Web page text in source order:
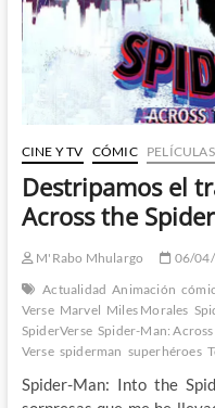
y
Martín
Cóccolo
Thor
Corps
CINE Y TV CÓMIC PELÍCULAS
Destripamos el
Across the
M'Rabo Mhulargo 06/
Actualidad Animación cómic
Verse Marvel Miles Morales
SpiderVerse Spider-Man:
Verse spiderman superhéroes
Spider-Man: Into the